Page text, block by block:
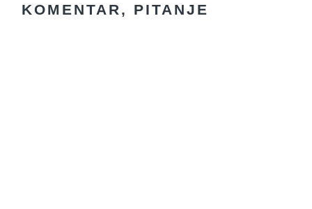
KOMENTAR, PITANJE